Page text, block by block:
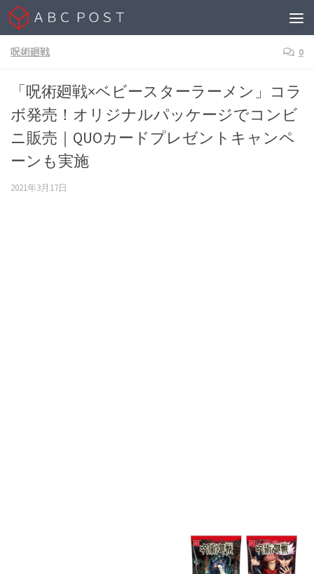
Skip to content
呪術廻戦 0
「呪術廻戦×ベビースターラーメン」コラ
ボ発売！オリジナルパッケージでコンビ
ニ販売｜QUOカードプレゼントキャンペ
ーンも実施
2021年3月17日